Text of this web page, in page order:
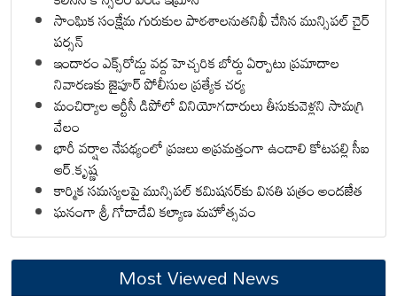
సాంఘిక సంక్షేమ గురుకుల పాఠశాలనుతనిఖీ చేసిన మున్సిపల్ చైర్
పర్సన్
ఇందారం ఎక్స్‌రోడ్డు వద్ద హెచ్చరిక బోర్డు ఏర్పాటు ప్రమాదాల
నివారణకు జైపూర్ పోలీసుల ప్రత్యేక చర్య
మంచిర్యాల ఆర్టీసీ డిపోలో వినియోగదారులు తీసుకువెళ్లని సామగ్రి
వేలం
భారీ వర్షాల నేపథ్యంలో ప్రజలు అప్రమత్తంగా ఉండాలి కోటపల్లి సీఐ
ఆర్.కృష్ణ
కార్మిక సమస్యలపై మున్సిపల్ కమిషనర్‌కు వినతి పత్రం అందజేత
ఘనంగా శ్రీ గోదాదేవి కల్యాణ మహోత్సవం
Most Viewed News